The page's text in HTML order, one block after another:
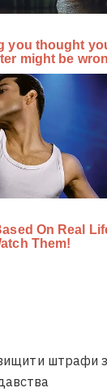
штрафи